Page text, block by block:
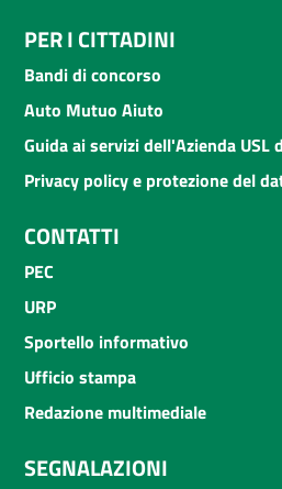
PER I CITTADINI
Bandi di concorso
Auto Mutuo Aiuto
Guida ai servizi dell'Azienda USL
Privacy policy e protezione del
CONTATTI
PEC
URP
Sportello informativo
Ufficio stampa
Redazione multimediale
SEGNALAZIONI